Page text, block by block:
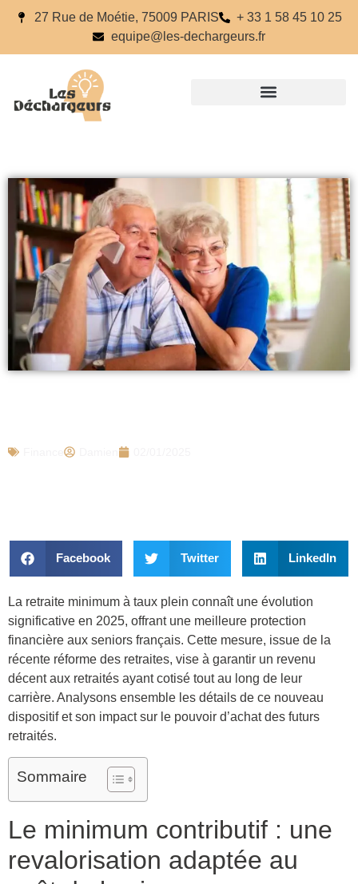
27 Rue de Moétie, 75009 PARIS
+ 33 1 58 45 10 25
equipe@les-dechargeurs.fr
Facebook Twitter LinkedIn
La retraite minimum à taux plein connaît une évolution
significative en 2025, offrant une meilleure protection
financière aux seniors français. Cette mesure, issue de la
récente réforme des retraites, vise à garantir un revenu
décent aux retraités ayant cotisé tout au long de leur
carrière. Analysons ensemble les détails de ce nouveau
dispositif et son impact sur le pouvoir d’achat des futurs
retraités.
Sommaire
Le minimum contributif : une
revalorisation adaptée au